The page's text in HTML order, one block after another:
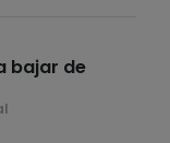
bajar de